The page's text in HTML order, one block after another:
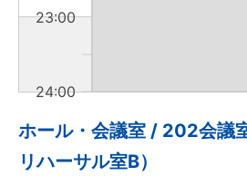
23:00
24:00
ホール・会議室 / 202会議
リハーサル室B）